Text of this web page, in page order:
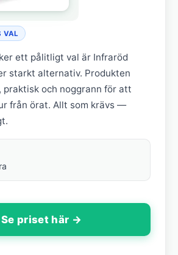
VAL
ett pålitligt val är Infraröd
starkt alternativ. Produkten
praktisk och noggrann för att
från örat. Allt som krävs —
Se priset här →